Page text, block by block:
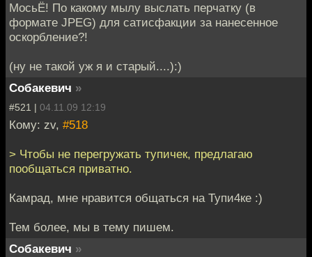
МосьЁ! По какому мылу выслать перчатку (в
формате JPEG) для сатисфакции за нанесенное
оскорбление?!
(ну не такой уж я и старый....):)
Собакевич »
#521 | 04.11.09 12:19
Кому: zv, #518
> Чтобы не перегружать тупичек, предлагаю
пообщаться приватно.
Камрад, мне нравится общаться на Тупи4ке :)
Тем более, мы в тему пишем.
Собакевич »